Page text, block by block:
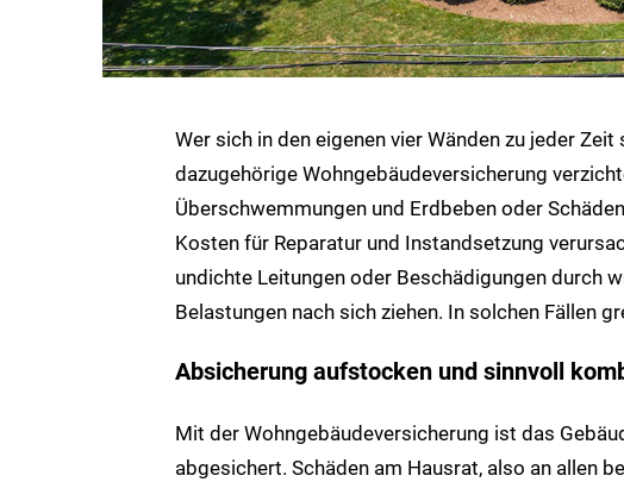
Wer sich in den eigenen vier Wänden zu jeder
dazugehörige Wohngebäudeversicherung
Überschwemmungen und Erdbeben oder
Kosten für Reparatur und Instandsetzung
undichte Leitungen oder Beschädigungen durch
Belastungen nach sich ziehen. In solchen Fällen
Absicherung aufstocken und sinnvoll
Mit der Wohngebäudeversicherung ist das
abgesichert. Schäden am Hausrat, also an allen